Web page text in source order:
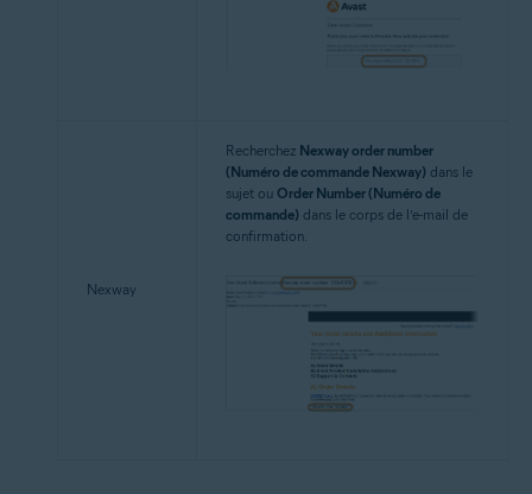
Nexway
Recherchez Nexway order number
(Numéro de commande Nexway) dans le
sujet ou Order Number (Numéro de
commande) dans le corps de l’e-mail de
confirmation.